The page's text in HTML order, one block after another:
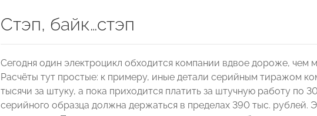
Стэп, байк…стэп
Сегодня один электроцикл обходится компании вдвое дороже, чем
Расчёты тут простые: к примеру, иные детали серийным тиражом
тысячи за штуку, а пока приходится платить за штучную работу по
серийного образца должна держаться в пределах 390 тыс. рублей.